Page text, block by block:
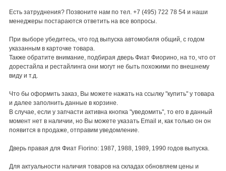
Есть затруднения? Позвоните нам по тел. +7 (495) 722 78 54 и наши
менеджеры постараются ответить на все вопросы.
При выборе убедитесь, что год выпуска автомобиля общий, с годом
указанным в карточке товара.
Также обратите внимание, подбирая дверь Фиат Фиорино, на то, что от
дорестайла и рестайлинга они могут не быть похожими по внешнему
виду и т.д.
Что бы оформить заказ, Вы можете нажать на ссылку "купить" у товара
и далее заполнить данные в корзине.
В случае, если у запчасти активна кнопка "уведомить", то его в данный
момент нет в наличии, но Вы можете указать Email и, как только он он
появится в продаже, отправим уведомление.
Дверь правая для Фиат Fiorino: 1987, 1988, 1989, 1990 годов выпуска.
Для актуальности наличия товаров на складах обновляем цены и